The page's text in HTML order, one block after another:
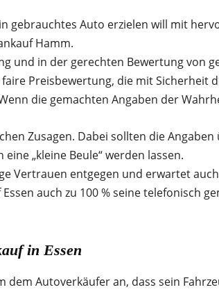
gebrauchtes Auto erzielen will mit
Hamm.
und in der gerechten Bewertung von
Preisbewertung, die mit
die gemachten Angaben der
Zusagen. Dabei sollten die
„kleine Beule“ werden lassen.
Vertrauen entgegen und erwartet
auch zu 100 % seine telefonisch
in Essen
dem Autoverkäufer an, dass sein